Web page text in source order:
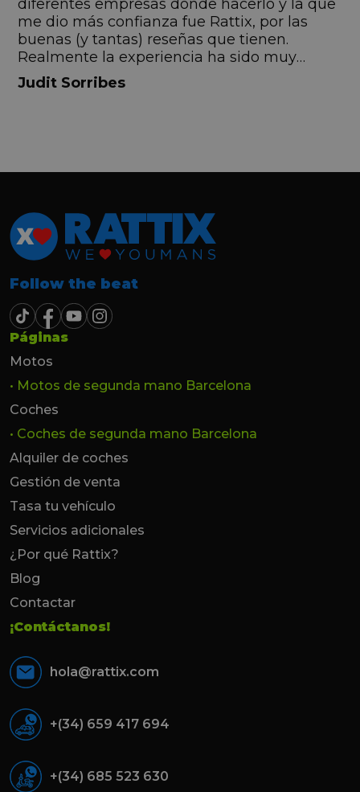
diferentes empresas donde hacerlo y la que
me dio más confianza fue Rattix, por las
buenas (y tantas) reseñas que tienen.
Realmente la experiencia ha sido muy
buena, Carolina ha sido siempre muy atenta
y profesional. Finalmente mi hermana se
Judit Sorribes
Follow the beat
Páginas
Motos
• Motos de segunda mano Barcelona
Coches
• Coches de segunda mano Barcelona
Alquiler de coches
Gestión de venta
Tasa tu vehículo
Servicios adicionales
¿Por qué Rattix?
Blog
Contactar
¡Contáctanos!
hola@rattix.com
+(34) 659 417 694
+(34) 685 523 630